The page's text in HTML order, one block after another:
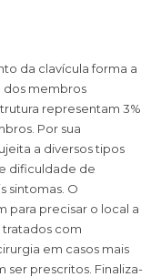
da clavícula forma a
dos membros
representam 3%
Por sua
a diversos tipos
dificuldade de
sintomas. O
para precisar o local a
com
em casos mais
ser prescritos. Finaliza-